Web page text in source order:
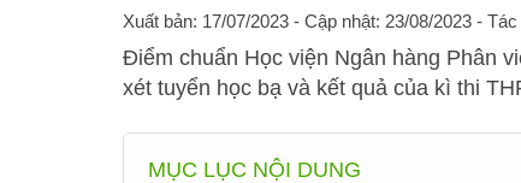
Xuất bản: 17/07/2023 - Cập nhật: 23/08/2023 - Tác
Điểm chuẩn Học viện Ngân hàng Phân
xét tuyển học bạ và kết quả của kì thi
MỤC LỤC NỘI DUNG